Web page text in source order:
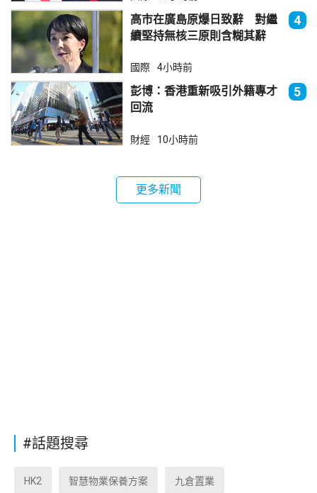
高市在廣島原爆日致辭 對繼
續堅持無核三原則含糊其辭
4
國際 4小時前
彭博：香港重新吸引外籍專才
回流
5
財經 10小時前
更多新聞
#話題搜尋
HK2 智慧物業保養方案 九倉置業